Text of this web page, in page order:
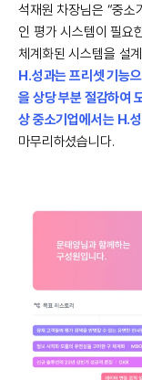
석재원 차장님은 “중
인 평가 시스템이 필요
체계화된 시스템을 설
H.성과는 프리셋 기능
을 상당 부분 절감하여
상 중소기업에서는 H.
마무리하셨습니다.